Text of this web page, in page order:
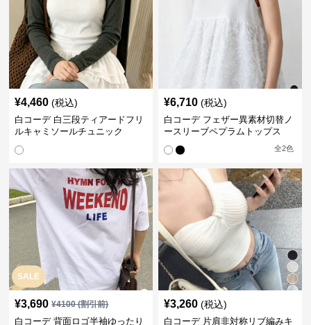
¥4,460 (税込)
白コーデ 白三段ティアードフリ
ルキャミソールチュニック
¥6,710 (税込)
白コーデ フェザー異素材切替ノ
ースリーブペプラムトップス
全2色
SALE
¥3,690 ¥4100(割引前)
白コーデ 背面ロゴ半袖ゆったり
¥3,260 (税込)
白コーデ 片肩非対称リブ編みキ